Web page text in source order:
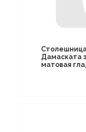
Дамаската
матовая